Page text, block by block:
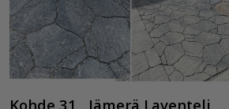
Kohde 31 Jämerä Laventeli